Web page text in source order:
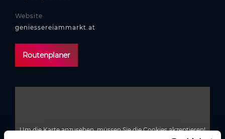
Website
geniessereiammarkt.at
Routenplaner
Um die Karte anzusehen, müssen Sie die Cookies akzeptieren!